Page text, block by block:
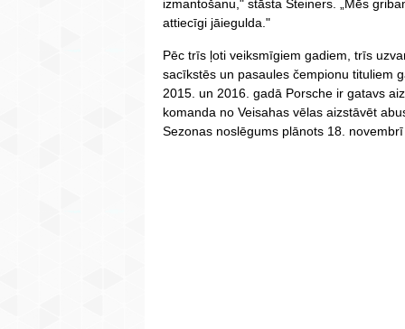
izmantošanu," stāsta Šteiners. „Mēs
attiecīgi jāiegulda."
Pēc trīs ļoti veiksmīgiem gadiem, trīs
sacīkstēs un pasaules čempionu tituliem
2015. un 2016. gadā Porsche ir gatavs
komanda no Veisahas vēlas aizstāvēt
Sezonas noslēgums plānots 18.